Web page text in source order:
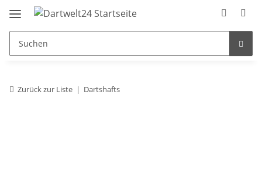
Zurück zur Liste Dartshafts